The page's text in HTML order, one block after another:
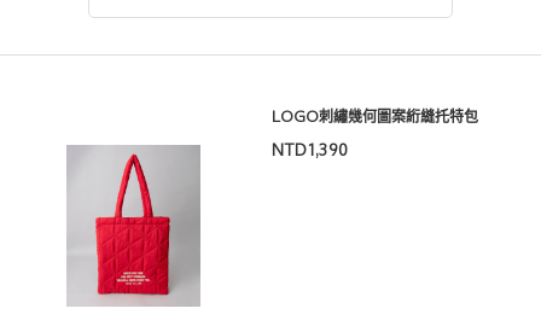
LOGO刺繡幾何圖案絎縫托特包
NTD1,390